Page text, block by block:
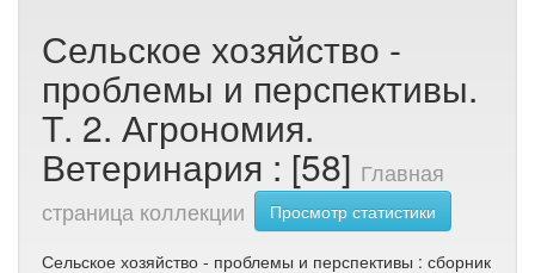
Сельское хозяйство -
проблемы и перспективы.
Т. 2. Агрономия.
Ветеринария : [58] Главная
страница коллекции
Просмотр статистики
Сельское хозяйство - проблемы и перспективы : сборник